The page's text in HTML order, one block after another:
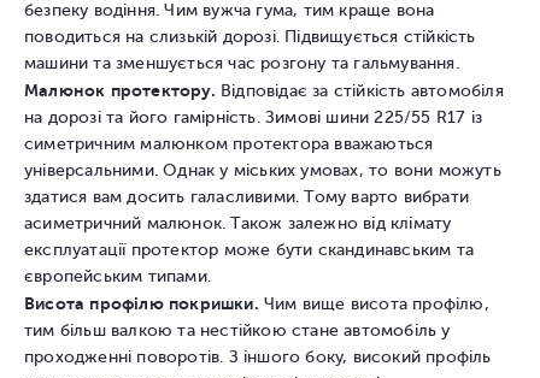
безпеку водіння. Чим вужча гума, тим краще вона
поводиться на слизькій дорозі. Підвищується стійкість
машини та зменшується час розгону та гальмування.
Малюнок протектору. Відповідає за стійкість автомобіля
на дорозі та його гамірність. Зимові шини 225/55 R17 із
симетричним малюнком протектора вважаються
універсальними. Однак у міських умовах, то вони можуть
здатися вам досить галасливими. Тому варто вибрати
асиметричний малюнок. Також залежно від клімату
експлуатації протектор може бути скандинавським та
європейським типами.
Висота профілю покришки. Чим вище висота профілю,
тим більш валкою та нестійкою стане автомобіль у
проходженні поворотів. З іншого боку, високий профіль